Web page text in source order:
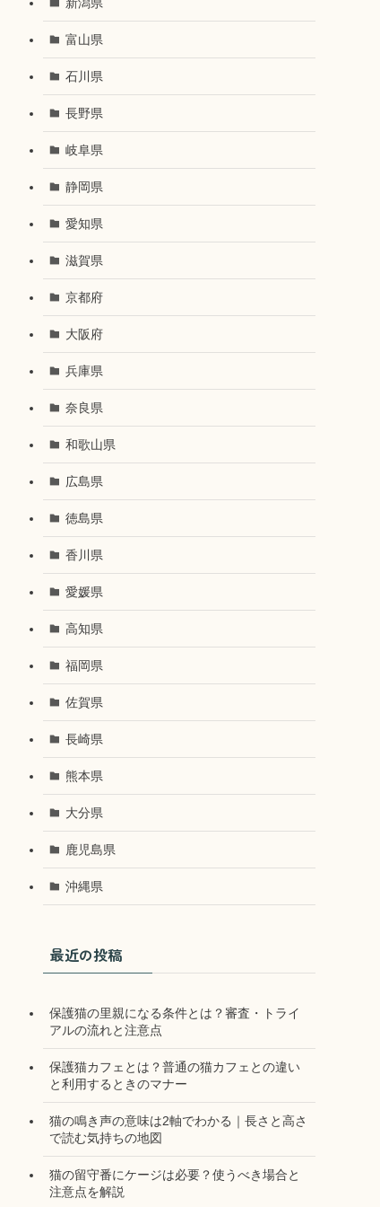
富山県
石川県
長野県
岐阜県
静岡県
愛知県
滋賀県
京都府
大阪府
兵庫県
奈良県
和歌山県
広島県
徳島県
香川県
愛媛県
高知県
福岡県
佐賀県
長崎県
熊本県
大分県
鹿児島県
沖縄県
最近の投稿
保護猫の里親になる条件とは？審査・トライ
アルの流れと注意点
保護猫カフェとは？普通の猫カフェとの違い
と利用するときのマナー
猫の鳴き声の意味は2軸でわかる｜長さと高さ
で読む気持ちの地図
猫の留守番にケージは必要？使うべき場合と
注意点を解説